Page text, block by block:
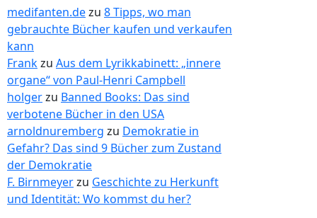
medifanten.dezu 8 Tipps, wo man
gebrauchte Bücher kaufen und verkaufen
kann
Frankzu Aus dem Lyrikkabinett: „innere
organe“ von Paul-Henri Campbell
holgerzu Banned Books: Das sind
verbotene Bücher in den USA
arnoldnuremberg zu Demokratie in
Gefahr? Das sind 9 Bücher zum Zustand
der Demokratie
F. Birnmeyerzu Geschichte zu Herkunft
und Identität: Wo kommst du her?